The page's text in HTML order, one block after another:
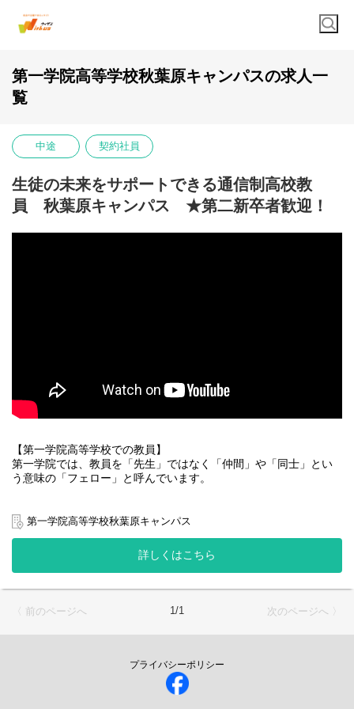
第一学院高等学校秋葉原キャンパスの求人一
覧
中途 契約社員
生徒の未来をサポートできる通信制高校教
員 秋葉原キャンパス ★第二新卒者歓迎！
【第一学院高等学校での教員】
第一学院では、教員を「先生」ではなく「仲間」や「同士」とい
う意味の「フェロー」と呼んでいます。
みなさんと向き合い、一緒に成長していきたいと考えています。
第一学院では生徒の主体性を引き出して、生徒自らチャレンジす
る意欲を育む役割を担っています。
第一学院のフェローは、生徒と一緒に学び、いま、そして、未来
につながる生徒の活躍を後押しする立場となります。
を主とし、後々は校運営全般に携わっていただきたいと思ってい
生徒が目指す学力を身につけられる様、一人ひとりに応じた指導
第一学院高等学校秋葉原キャンパス
詳しくはこちら
〈 前のページへ 1/1 次のページへ 〉
プライバシーポリシー